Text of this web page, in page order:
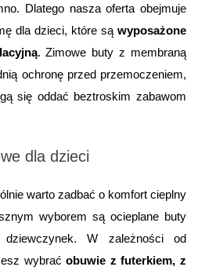
Dlatego nasza oferta obejmuje
dla dzieci, które są wyposażone
. Zimowe buty z membraną
ochronę przed przemoczeniem,
się oddać beztroskim zabawom
dla dzieci
warto zadbać o komfort cieplny
wyborem są ocieplane buty
W zależności od
wybrać obuwie z futerkiem, z